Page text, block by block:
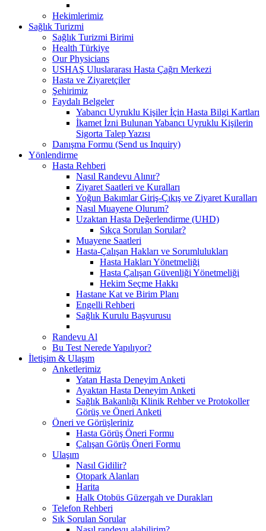
Hekimlerimiz
Sağlık Turizmi
Sağlık Turizmi Birimi
Health Türkiye
Our Physicians
USHAŞ Uluslararası Hasta Çağrı Merkezi
Hasta ve Ziyaretçiler
Şehirimiz
Faydalı Belgeler
Yabancı Uyruklu Kişiler İçin Hasta Bilgi Kartları
İkamet İzni Bulunan Yabancı Uyruklu Kişilerin
Sigorta Talep Yazısı
Danışma Formu (Send us Inquiry)
Yönlendirme
Hasta Rehberi
Nasıl Randevu Alınır?
Ziyaret Saatleri ve Kuralları
Yoğun Bakımlar Giriş-Çıkış ve Ziyaret Kuralları
Nasıl Muayene Olurum?
Uzaktan Hasta Değerlendirme (UHD)
Sıkça Sorulan Sorular?
Muayene Saatleri
Hasta-Çalışan Hakları ve Sorumlulukları
Hasta Hakları Yönetmeliği
Hasta Çalışan Güvenliği Yönetmeliği
Hekim Seçme Hakkı
Hastane Kat ve Birim Planı
Engelli Rehberi
Sağlık Kurulu Başvurusu
Randevu Al
Bu Test Nerede Yapılıyor?
İletişim & Ulaşım
Anketlerimiz
Yatan Hasta Deneyim Anketi
Ayaktan Hasta Deneyim Anketi
Sağlık Bakanlığı Klinik Rehber ve Protokoller
Görüş ve Öneri Anketi
Öneri ve Görüşleriniz
Hasta Görüş Öneri Formu
Çalışan Görüş Öneri Formu
Ulaşım
Nasıl Gidilir?
Otopark Alanları
Harita
Halk Otobüs Güzergah ve Durakları
Telefon Rehberi
Sık Sorulan Sorular